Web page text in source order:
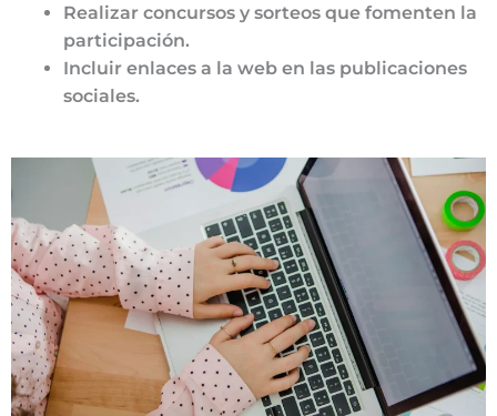
Realizar concursos y sorteos que fomenten la
participación.
Incluir enlaces a la web en las publicaciones
sociales.